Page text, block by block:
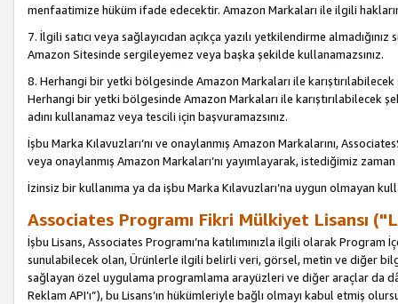
menfaatimize hüküm ifade edecektir. Amazon Markaları ile ilgili
7. İlgili satıcı veya sağlayıcıdan açıkça yazılı yetkilendirme
Amazon Sitesinde sergileyemez veya başka şekilde kullanamazsınız.
8. Herhangi bir yetki bölgesinde Amazon Markaları ile
Herhangi bir yetki bölgesinde Amazon Markaları ile karıştırılabilecek
adını kullanamaz veya tescili için başvuramazsınız.
İşbu Marka Kılavuzları’nı ve onaylanmış Amazon Markalarını,
veya onaylanmış Amazon Markaları’nı yayımlayarak, istediğimiz
İzinsiz bir kullanıma ya da işbu Marka Kılavuzları’na uygun olmayan
Associates Programı Fikri Mülkiyet Lisansı
İşbu Lisans, Associates Programı’na katılımınızla ilgili olarak Program
sunulabilecek olan, Ürünlerle ilgili belirli veri, görsel, metin ve diğer
sağlayan özel uygulama programlama arayüzleri ve diğer araçlar da
Reklam API’ı”), bu Lisans’ın hükümleriyle bağlı olmayı kabul etmiş